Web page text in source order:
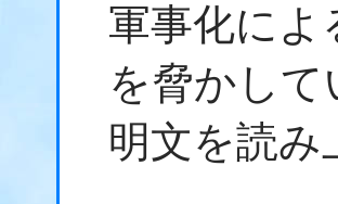
軍事化によ
を脅かし
明文を読み